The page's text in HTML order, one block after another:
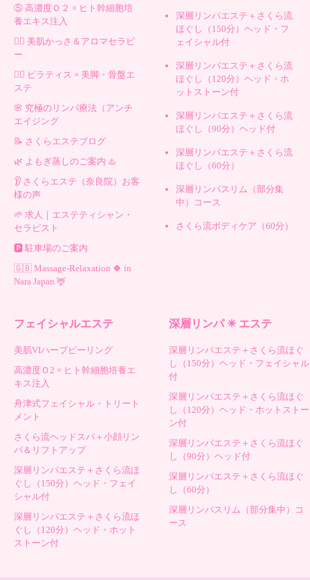
⑤ 高濃度Ｏ２ × ヒト幹細胞培
養エキス注入
💆‍♀️ 美肌かっさ＆アロマセラピ
ー
🧘‍♀️ ピラティス × 美脚・骨盤エ
ステ
🌸 究極のリンパ療法（アンチ
エイジング
📝 さくらエステブログ
🌿 よもぎ蒸しのご案内 ♨️
👂 さくらエステ（奈良院）お客
様の声
🌱 求人｜エステティシャン・
セラピスト
🅿️ 駐車場のご案内
🇬🇧 Massage-Relaxation 🍀 in
Nara Japan 🦌
深層リンパエステ＋さくら流
ほぐし（150分）ヘッド・フ
ェイシャル付
深層リンパエステ＋さくら流
ほぐし（120分）ヘッド・ホ
ットストーン付
深層リンパエステ＋さくら流
ほぐし（90分）ヘッド付
深層リンパエステ＋さくら流
ほぐし（60分）
深層リンパスリム（部分集
中）コース
さくら流ボディケア（60分）
フェイシャルエステ
美肌VIハーブピーリング
高濃度Ｏ2 × ヒト幹細胞培養エ
キス注入
舟津式フェイシャル・トリート
メント
さくら流ヘッドスパ＋小顔リン
パ＆リフトアップ
深層リンパエステ＋さくら流ほ
ぐし（150分）ヘッド・フェイ
シャル付
深層リンパエステ＋さくら流ほ
ぐし（120分）ヘッド・ホット
ストーン付
深層リンパ ✳︎ エステ
深層リンパエステ＋さくら流ほぐ
し（150分）ヘッド・フェイシャル
付
深層リンパエステ＋さくら流ほぐ
し（120分）ヘッド・ホットストー
ン付
深層リンパエステ＋さくら流ほぐ
し（90分）ヘッド付
深層リンパエステ＋さくら流ほぐ
し（60分）
深層リンパスリム（部分集中）コ
ース